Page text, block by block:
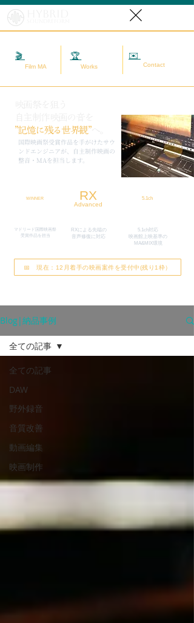
🎬
Film MA
🏆
Works
✉️
Contact
​国際映画祭受賞作品を手がけたサウ
ンドエンジニアが、自主制作映画の
整音・MAを担当します。
”記憶に残る世界観”へ。
WINNER RX
Advanced
マドリード国際映画祭
​受賞作品を担当
RXによる先端の
​音声修復に対応
5.1ch
5.1ch対応
映画館上映基準の
MA&MIX環境
📅 現在：12月着手の映画案件を受付中(残り1枠）
Blog|納品事例
全ての記事
DAW
野外録音
音質改善
動画編集
映画制作
全ての記事